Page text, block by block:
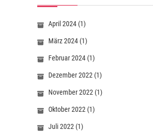
April 2024 (1)
März 2024 (1)
Februar 2024 (1)
Dezember 2022 (1)
November 2022 (1)
Oktober 2022 (1)
Juli 2022 (1)